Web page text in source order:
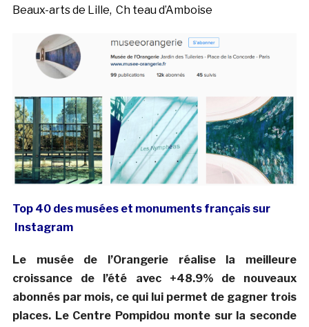
Beaux-arts de Lille, Ch teau d’Amboise
Top 40 des musées et monuments français sur
Instagram
Le musée de l’Orangerie réalise la meilleure
croissance de l’été avec +48.9% de nouveaux
abonnés par mois, ce qui lui permet de gagner trois
places. Le Centre Pompidou monte sur la seconde